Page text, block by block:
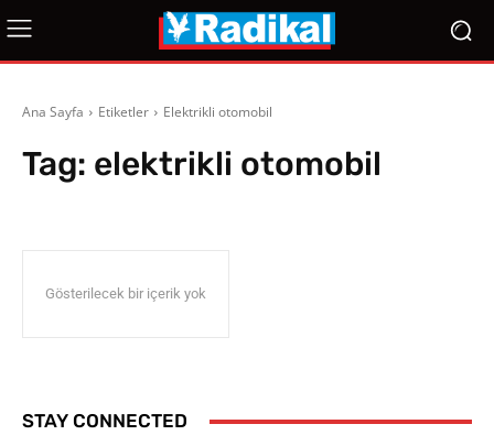
Ana Sayfa Etiketler Elektrikli otomobil
Tag: elektrikli otomobil
Gösterilecek bir içerik yok
STAY CONNECTED